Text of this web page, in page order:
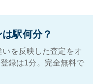
駅何分？
を反映した査定をオ
録は1分。完全無料で